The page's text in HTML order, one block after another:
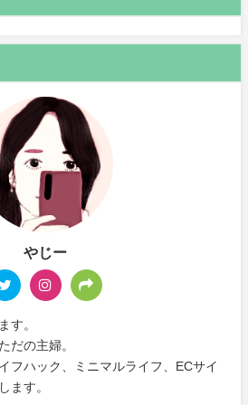
やじー
す。
だの主婦。
フハック、ミニマルライフ、ECサイ
ます。